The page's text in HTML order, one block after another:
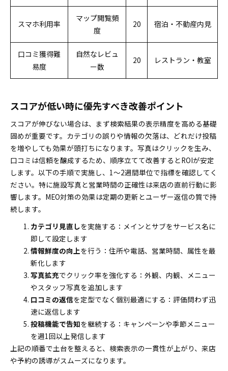
スマホ利用率
マップ閲覧頻
度
20 宿泊・不動産内見
口コミ獲得難
易度
自然なレビュ
ー数
20 レストラン・教室
スコアが低い時に優先すべき改善ポイント
スコアが伸びない場合は、まず検索結果の表示精度を高める基礎
固めが重要です。カテゴリの誤りや情報の欠落は、どれだけ投稿
を増やしても効果が頭打ちになります。写真はクリックを生み、
口コミは信頼を醸成するため、順序立てて改善するとROIが安定
します。以下の手順で実施し、1～2週間単位で指標を確認してく
ださい。特に施設写真と営業時間の正確性は来店の直前行動に影
響します。MEO対策の効果は定期の更新とユーザー返信の質で持
続します。
カテゴリ見直しを実施する：メインとサブをサービス名に
即して設定します
情報鮮度の向上を行う：住所や電話、営業時間、属性を最
新化します
写真拡充でクリック率を強化する：外観、内観、メニュー
やスタッフ写真を追加します
口コミの返信を定型でなく個別最適にする：評価問わず迅
速に返信します
投稿機能で告知を継続する：キャンペーンや季節メニュー
を週1回以上発信します
上記の順番で土台を整えると、検索表示の一貫性が上がり、来店
や予約の誘導がスムーズになります。